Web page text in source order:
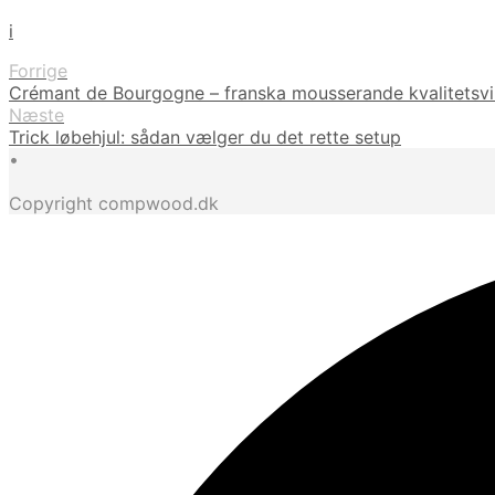
i
Forrige
Crémant de Bourgogne – franska mousserande
Næste
Trick løbehjul: sådan vælger du det rette setup
•
Copyright compwood.dk